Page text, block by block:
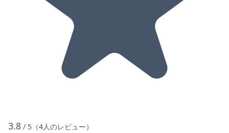
3.8 / 5（4人のレビュー）